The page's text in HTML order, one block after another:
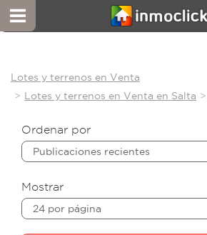
Lotes y terrenos en Venta
Lotes y terrenos en Venta en Salta
Ordenar por
Publicaciones recientes
Mostrar
24 por página